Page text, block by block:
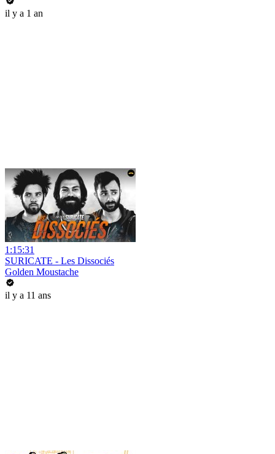
il y a 1 an
1:15:31
SURICATE - Les Dissociés
Golden Moustache
il y a 11 ans